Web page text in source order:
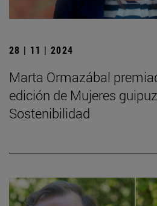
28 | 11 | 2024
Marta Ormazábal
edición de Mujeres
Sostenibilidad